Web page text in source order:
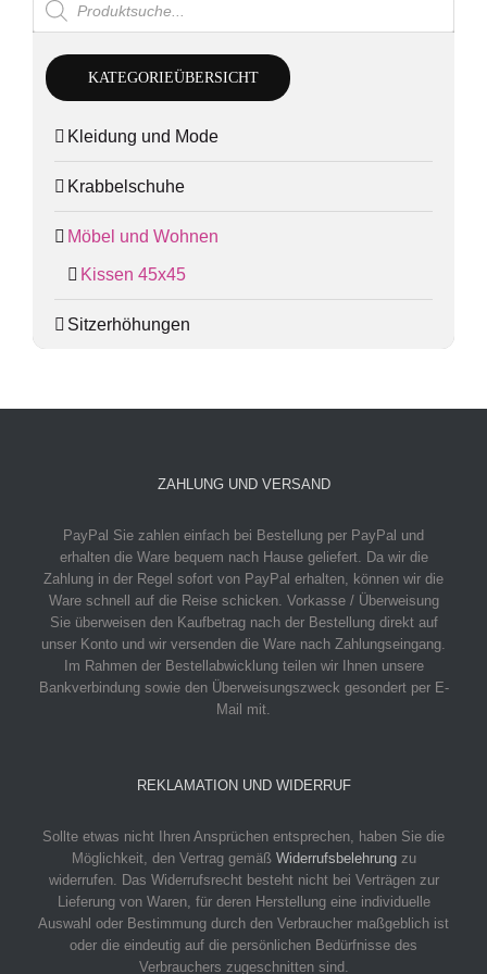
search
KATEGORIEÜBERSICHT
Kleidung und Mode
Krabbelschuhe
Möbel und Wohnen
Kissen 45x45
Sitzerhöhungen
ZAHLUNG UND VERSAND
PayPal Sie zahlen einfach bei Bestellung per PayPal und
erhalten die Ware bequem nach Hause geliefert. Da wir die
Zahlung in der Regel sofort von PayPal erhalten, können wir die
Ware schnell auf die Reise schicken. Vorkasse / Überweisung
Sie überweisen den Kaufbetrag nach der Bestellung direkt auf
unser Konto und wir versenden die Ware nach Zahlungseingang.
Im Rahmen der Bestellabwicklung teilen wir Ihnen unsere
Bankverbindung sowie den Überweisungszweck gesondert per E-
Mail mit.
REKLAMATION UND WIDERRUF
Sollte etwas nicht Ihren Ansprüchen entsprechen, haben Sie die
Möglichkeit, den Vertrag gemäß Widerrufsbelehrungzu
widerrufen. Das Widerrufsrecht besteht nicht bei Verträgen zur
Lieferung von Waren, für deren Herstellung eine individuelle
Auswahl oder Bestimmung durch den Verbraucher maßgeblich ist
oder die eindeutig auf die persönlichen Bedürfnisse des
Verbrauchers zugeschnitten sind.